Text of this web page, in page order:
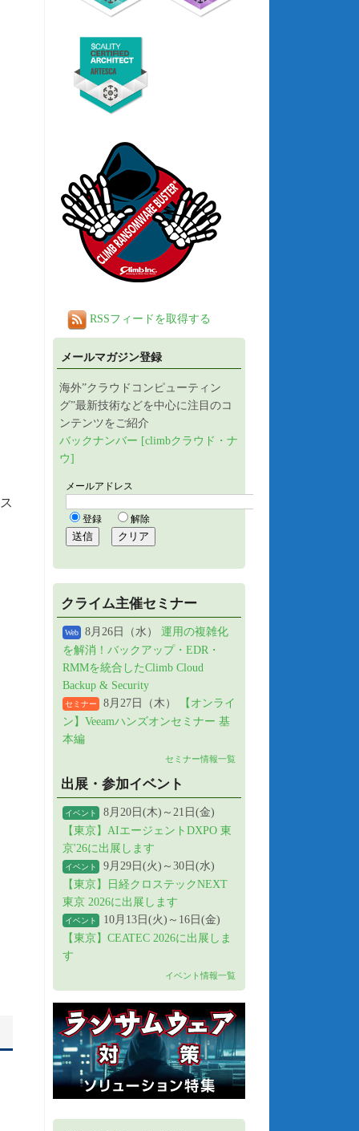
RSSフィードを取得する
メールマガジン登録
海外”クラウドコンピューティン
グ”最新技術などを中心に注目のコ
ンテンツをご紹介
バックナンバー [climbクラウド・ナ
ウ]
クライム主催セミナー
Web 8月26日（水） 運用の複雑化
を解消！バックアップ・EDR・
RMMを統合したClimb Cloud
Backup & Security
セミナー 8月27日（木）
【オンライ
ン】Veeamハンズオンセミナー 基
本編
セミナー情報一覧
出展・参加イベント
イベント
8月20日(木)～21日(金)
【東京】AIエージェントDXPO 東
京'26に出展します
イベント
9月29日(火)～30日(水)
【東京】日経クロステックNEXT
東京 2026に出展します
イベント
10月13日(火)～16日(金)
【東京】CEATEC 2026に出展しま
す
イベント情報一覧